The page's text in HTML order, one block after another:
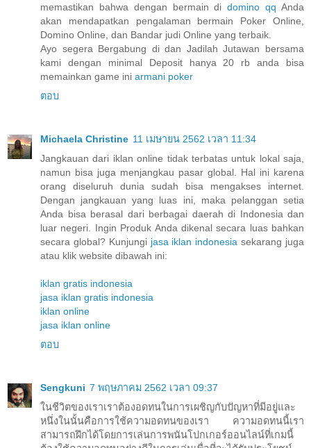
memastikan bahwa dengan bermain didomino qq Anda
akan mendapatkan pengalaman bermain Poker Online,
Domino Online, dan Bandar judi Online yang terbaik.
Ayo segera Bergabung di dan Jadilah Jutawan bersama
kami dengan minimal Deposit hanya 20 rb anda bisa
memainkan game ini armani poker
ตอบ
Michaela Christine 11 เมษายน 2562 เวลา 11:34
Jangkauan dari iklan online tidak terbatas untuk lokal saja,
namun bisa juga menjangkau pasar global. Hal ini karena
orang diseluruh dunia sudah bisa mengakses internet.
Dengan jangkauan yang luas ini, maka pelanggan setia
Anda bisa berasal dari berbagai daerah di Indonesia dan
luar negeri. Ingin Produk Anda dikenal secara luas bahkan
secara global? Kunjungi jasa iklan indonesia sekarang juga
atau klik website dibawah ini:
iklan gratis indonesia
jasa iklan gratis indonesia
iklan online
jasa iklan online
ตอบ
Sengkuni 7 พฤษภาคม 2562 เวลา 09:37
ในชีวิตของเราเราต้องอดทนในการเผชิญกับปัญหาที่มีอยู่และ
หนึ่งในนั้นคือการใช้ความอดทนของเรา ความอดทนนี้เรา
สามารถฝึกได้โดยการเล่นการพนันโปกเกอร์ออนไลน์ที่เกมนี้